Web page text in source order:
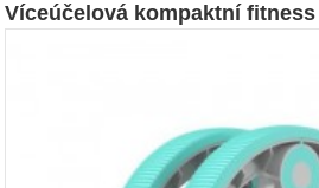
Víceúčelová kompaktní fitness